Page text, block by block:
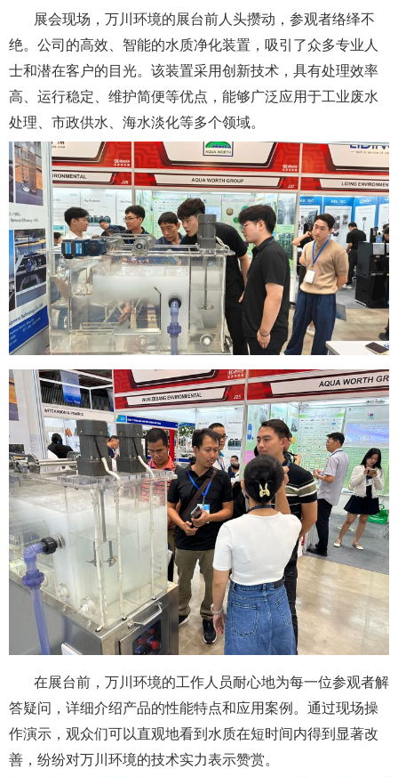
展会现场，万川环境的展台前人头攒动，参观者络绎不
绝。公司的高效、智能的水质净化装置，吸引了众多专业人
士和潜在客户的目光。该装置采用创新技术，具有处理效率
高、运行稳定、维护简便等优点，能够广泛应用于工业废水
处理、市政供水、海水淡化等多个领域。
在展台前，万川环境的工作人员耐心地为每一位参观者解
答疑问，详细介绍产品的性能特点和应用案例。通过现场操
作演示，观众们可以直观地看到水质在短时间内得到显著改
善，纷纷对万川环境的技术实力表示赞赏。